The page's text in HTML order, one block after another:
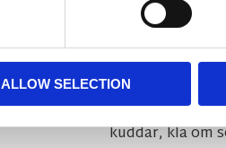
ALLOW SELECTION
BESKRIVNING
Stadigt
kuddar, klä om